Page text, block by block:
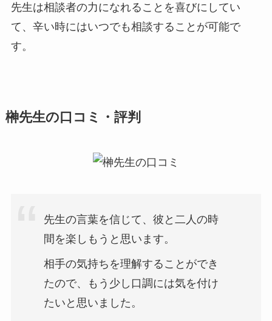
先生は相談者の力になれることを喜びにしてい
て、辛い時にはいつでも相談することが可能で
す。
榊先生の口コミ・評判
先生の言葉を信じて、彼と二人の時
間を楽しもうと思います。
相手の気持ちを理解することができ
たので、もう少し口調には気を付け
たいと思いました。